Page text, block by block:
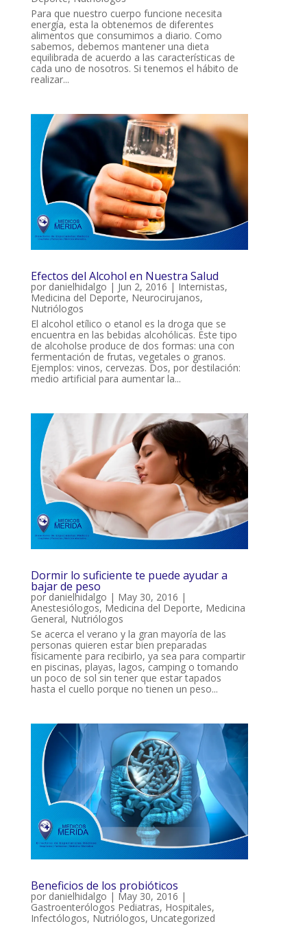
Para que nuestro cuerpo funcione necesita
energía, esta la obtenemos de diferentes
alimentos que consumimos a diario. Como
sabemos, debemos mantener una dieta
equilibrada de acuerdo a las características de
cada uno de nosotros. Si tenemos el hábito de
realizar...
Efectos del Alcohol en Nuestra Salud
por danielhidalgo | Jun 2, 2016 | Internistas,
Medicina del Deporte, Neurocirujanos,
Nutriólogos
El alcohol etílico o etanol es la droga que se
encuentra en las bebidas alcohólicas. Este tipo
de alcoholse produce de dos formas: una con
fermentación de frutas, vegetales o granos.
Ejemplos: vinos, cervezas. Dos, por destilación:
medio artificial para aumentar la...
Dormir lo suficiente te puede ayudar a
bajar de peso
por danielhidalgo | May 30, 2016 |
Anestesiólogos, Medicina del Deporte, Medicina
General, Nutriólogos
Se acerca el verano y la gran mayoría de las
personas quieren estar bien preparadas
físicamente para recibirlo, ya sea para compartir
en piscinas, playas, lagos, camping o tomando
un poco de sol sin tener que estar tapados
hasta el cuello porque no tienen un peso...
Beneficios de los probióticos
por danielhidalgo | May 30, 2016 |
Gastroenterólogos Pediatras, Hospitales,
Infectólogos, Nutriólogos, Uncategorized